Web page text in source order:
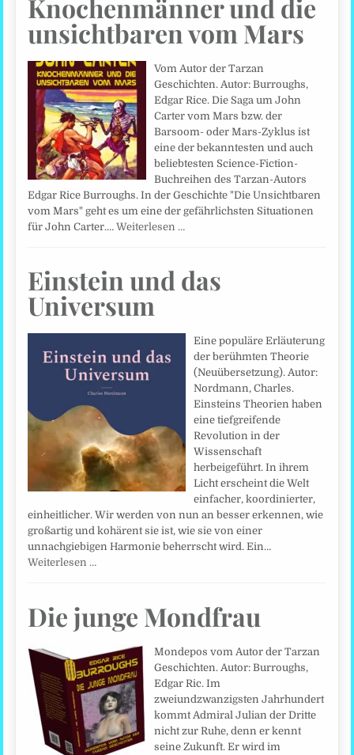
Knochenmänner und die
unsichtbaren vom Mars
Vom Autor der Tarzan
Geschichten. Autor: Burroughs,
Edgar Rice. Die Saga um John
Carter vom Mars bzw. der
Barsoom- oder Mars-Zyklus ist
eine der bekanntesten und auch
beliebtesten Science-Fiction-
Buchreihen des Tarzan-Autors
Edgar Rice Burroughs. In der Geschichte "Die Unsichtbaren
vom Mars" geht es um eine der gefährlichsten Situationen
für John Carter.…Weiterlesen …
Einstein und das
Universum
Eine populäre Erläuterung
der berühmten Theorie
(Neuübersetzung). Autor:
Nordmann, Charles.
Einsteins Theorien haben
eine tiefgreifende
Revolution in der
Wissenschaft
herbeigeführt. In ihrem
Licht erscheint die Welt
einfacher, koordinierter,
einheitlicher. Wir werden von nun an besser erkennen, wie
großartig und kohärent sie ist, wie sie von einer
unnachgiebigen Harmonie beherrscht wird. Ein…
Weiterlesen …
Die junge Mondfrau
Mondepos vom Autor der Tarzan
Geschichten. Autor: Burroughs,
Edgar Ric. Im
zweiundzwanzigsten Jahrhundert
kommt Admiral Julian der Dritte
nicht zur Ruhe, denn er kennt
seine Zukunft. Er wird im